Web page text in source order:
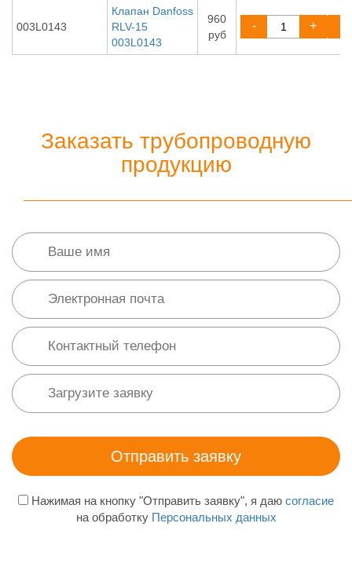
003L0143
Клапан Danfoss
RLV-15
003L0143
960
руб
- +
Заказать трубопроводную
продукцию
Нажимая на кнопку "Отправить заявку", я даю согласие
на обработку Персональных данных